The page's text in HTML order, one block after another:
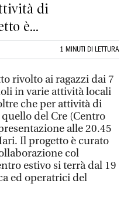
di
è...
1 MINUTI DI LETTURA
rivolto ai ragazzi dai 7
in varie attività locali
che per attività di
del Cre (Centro
alle 20.45
Il progetto è curato
col
estivo si terrà dal 19
ed operatrici del